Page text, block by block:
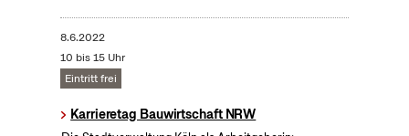
8.6.2022
10 bis 15 Uhr
Eintritt frei
Karrieretag Bauwirtschaft NRW